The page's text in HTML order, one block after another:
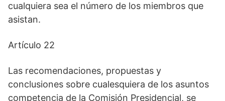
cualquiera sea el número de los miembros que
asistan.
Artículo 22
Las recomendaciones, propuestas y
conclusiones sobre cualesquiera de los asuntos
competencia de la Comisión Presidencial, se